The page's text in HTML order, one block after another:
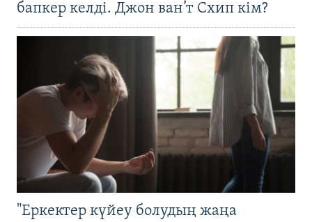
бапкер келді. Джон ван’т Схип кім?
"Еркектер күйеу болудың жаңа